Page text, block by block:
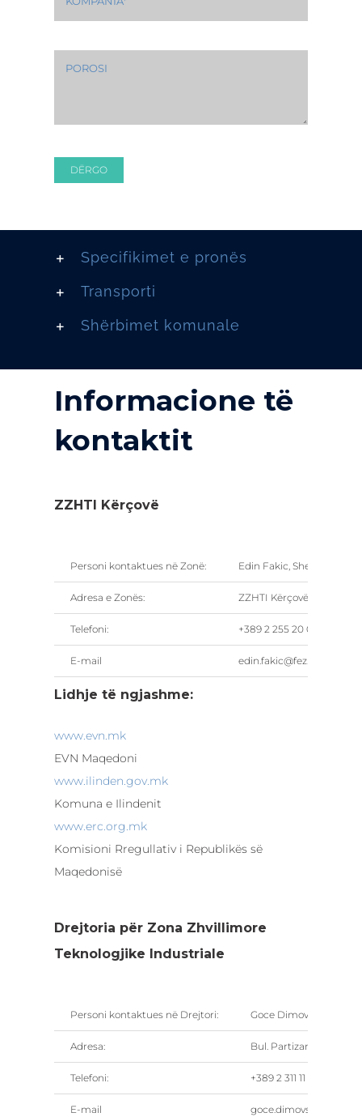
DËRGO
Specifikimet e pronës
Transporti
Shërbimet komunale
Informacione të
kontaktit
ZZHTI Kërçovë
Personi kontaktues në Zonë: Edin Fakic, Shefe e
Adresa e Zonës: ZZHTI Kërçovë, 6250
Telefoni: +389 2 255 20 00
E-mail edin.fakic@fez.gov.mk
Lidhje të ngjashme:
www.evn.mk
EVN Maqedoni
www.ilinden.gov.mk
Komuna e Ilindenit
www.erc.org.mk
Komisioni Rregullativ i Republikës së
Maqedonisë
Drejtoria për Zona Zhvillimore
Teknologjike Industriale
Personi kontaktues në Drejtori: Goce Dimovski, Drejtor
Adresa: Bul. Partizanski
Telefoni: +389 2 311 11 66
E-mail